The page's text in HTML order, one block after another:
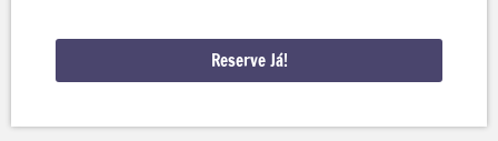
Reserve Já!